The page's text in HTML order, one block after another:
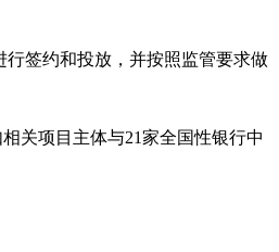
签约和投放，并按照监管要求做
关项目主体与21家全国性银行中